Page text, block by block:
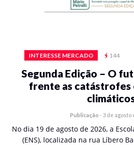
INTERESSE MERCADO 144
Segunda Edição – O
frente as catástrofes
Publicação - 3 de agosto
No dia 19 de agosto de 2026, a
(ENS), localizada na rua Líbero